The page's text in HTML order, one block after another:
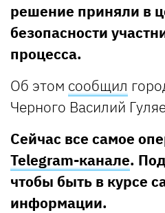
решение приняли в
безопасности
процесса.
Об этом сообщил
Черного Василий
Сейчас все самое
Telegram-канале.
чтобы быть в курсе
информации.